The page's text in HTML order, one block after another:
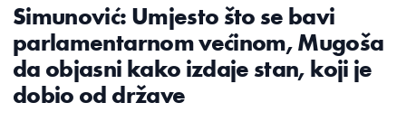
Simunović: Umjesto što se bavi
parlamentarnom većinom, Mugoša
da objasni kako izdaje stan, koji je
dobio od države